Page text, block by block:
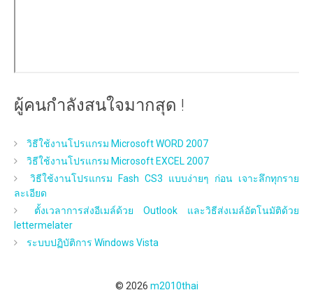
ผู้คนกำลังสนใจมากสุด !
วิธีใช้งานโปรแกรม Microsoft WORD 2007
วิธีใช้งานโปรแกรม Microsoft EXCEL 2007
วิธีใช้งานโปรแกรม Fash CS3 แบบง่ายๆ ก่อน เจาะลึกทุกราย
ละเอียด
ตั้งเวลาการส่งอีเมล์ด้วย Outlook และวิธีส่งเมล์อัตโนมัติด้วย
lettermelater
ระบบปฏิบัติการ Windows Vista
© 2026 m2010thai